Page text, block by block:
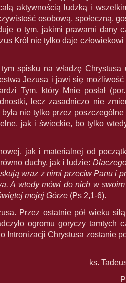
aktywnością ludzką i
osobową, społeczną,
o tym, jakimi prawami dany
Król nie tylko daje człowiekowi
spisku na władzę Chrystusa
Jezusa i jawi się możliwość
Tym, który Mnie posłał
lecz zasadniczo nie
nie tylko przez poszczególne
jak i świeckie, bo tylko
jak i materialnej od
duchy, jak i ludzie:
wraz z nimi przeciw Panu i
A wtedy mówi do nich w
mojej Górze (Ps 2,1-6).
Przez ostatnie pół wieku
ogromu goryczy tamtych
Intronizacji Chrystusa zostanie
ks.